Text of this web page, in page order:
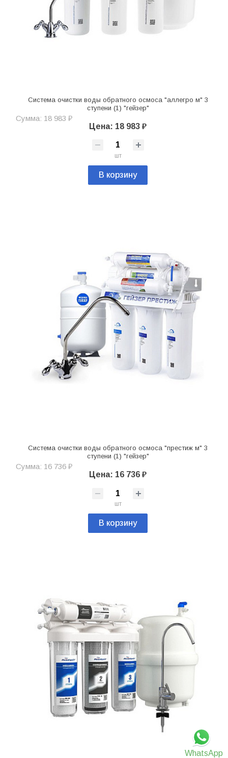
WhatsApp
Система очистки воды обратного осмоса "аллегро м" 3
ступени (1) "гейзер"
Сумма: 18 983 ₽
Цена: 18 983 ₽
шт
В корзину
Система очистки воды обратного осмоса "престиж м" 3
ступени (1) "гейзер"
Сумма: 16 736 ₽
Цена: 16 736 ₽
шт
В корзину